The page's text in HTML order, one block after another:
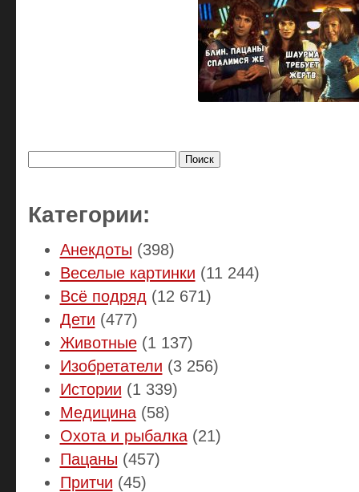
Категории:
Анекдоты (398)
Веселые картинки (11 244)
Всё подряд (12 671)
Дети (477)
Животные(1 137)
Изобретатели (3 256)
Истории (1 339)
Медицина(58)
Охота и рыбалка(21)
Пацаны (457)
Притчи (45)